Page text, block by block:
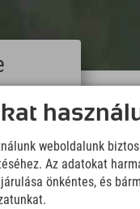
die Richtigkeit,
einer
KML Download
weboldalunk
Az adatokat
önkéntes, és